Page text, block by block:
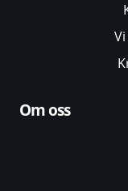
Om oss